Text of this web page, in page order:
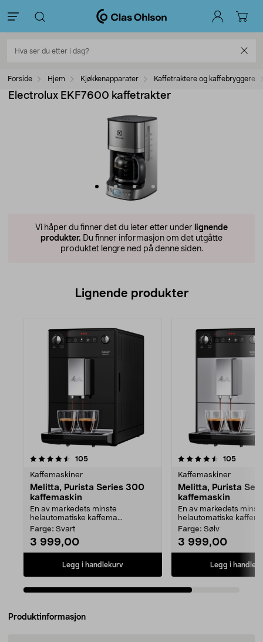
Forside Hjem Kjøkkenapparater Kaffetraktere og kaffebryggere
Electrolux EKF7600 kaffetrakter
Vi håper du finner det du leter etter under lignende
produkter. Du finner informasjon om det utgåtte
produktet lengre ned på denne siden.
Lignende produkter
105anmeldelser
Kaffemaskiner
Melitta, Purista Series 300
kaffemaskin
En av markedets minste
helautomatiske kaffema...
Farge: Svart
3 999,00
Legg i handlekurv
4.5av 5 stjerner 105
Kaffemaskiner
Melitta, Purista
kaffemaskin
En av markedets
helautomatiske
Farge: Sølv
3 999,00
Legg i
Produktinformasjon